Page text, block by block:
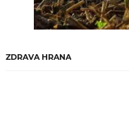
ZDRAVA HRANA